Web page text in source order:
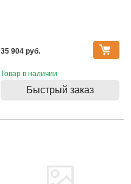
35 904 pуб.
Товар в наличии
Быстрый заказ